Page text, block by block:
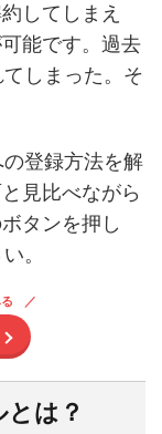
してしまえ
能です。過去
しまった。そ
の登録方法を解
見比べながら
タンを押し
。
は？